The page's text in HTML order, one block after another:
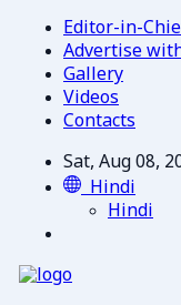
Editor-in-
Advertise
Gallery
Videos
Contacts
Sat, Aug 08,
Hindi
Hindi